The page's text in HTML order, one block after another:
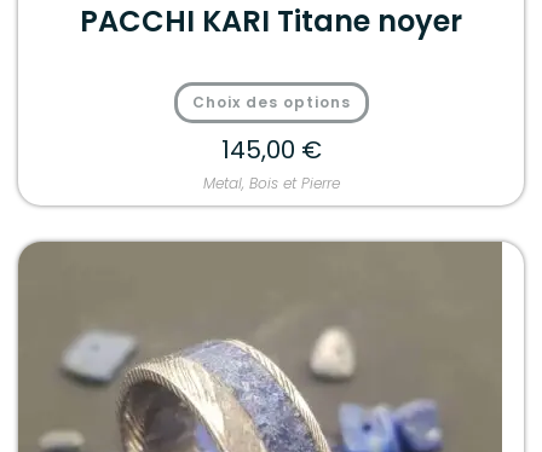
PACCHI KARI Titane noyer
Choix des options
145,00 €
Metal, Bois et Pierre